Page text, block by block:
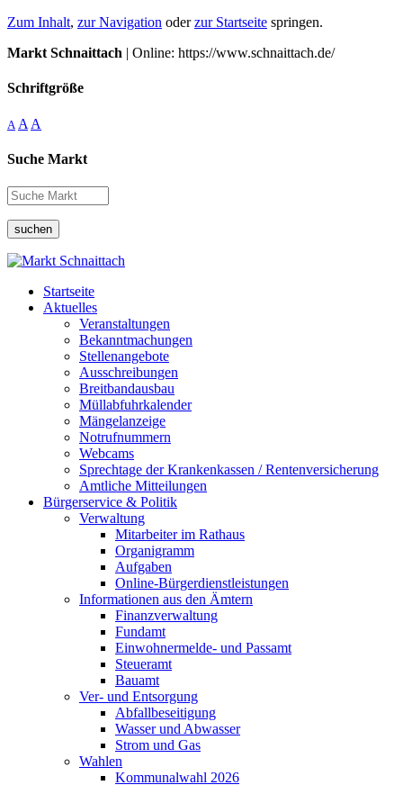
Zum Inhalt, zur Navigation oderzur Startseite springen.
Markt Schnaittach | Online: https://www.schnaittach.de/
Schriftgröße
A A A
Suche Markt
suchen
Startseite
Aktuelles
Veranstaltungen
Bekanntmachungen
Stellenangebote
Ausschreibungen
Breitbandausbau
Müllabfuhrkalender
Mängelanzeige
Notrufnummern
Webcams
Sprechtage der Krankenkassen / Rentenversicherung
Amtliche Mitteilungen
Bürgerservice & Politik
Verwaltung
Mitarbeiter im Rathaus
Organigramm
Aufgaben
Online-Bürgerdienstleistungen
Informationen aus den Ämtern
Finanzverwaltung
Fundamt
Einwohnermelde- und Passamt
Steueramt
Bauamt
Ver- und Entsorgung
Abfallbeseitigung
Wasser und Abwasser
Strom und Gas
Wahlen
Kommunalwahl 2026